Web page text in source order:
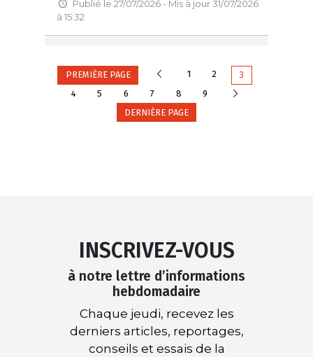
Publié le 27/07/2026 - Mis à jour 31/07/2026
à 15:32
PREMIÈRE PAGE Précédente
1 2
3
4
5 6 7 8 9
DERNIÈRE PAGE
INSCRIVEZ-VOUS
à notre lettre d’informations
hebdomadaire
Chaque jeudi, recevez les
derniers articles, reportages,
conseils et essais de la